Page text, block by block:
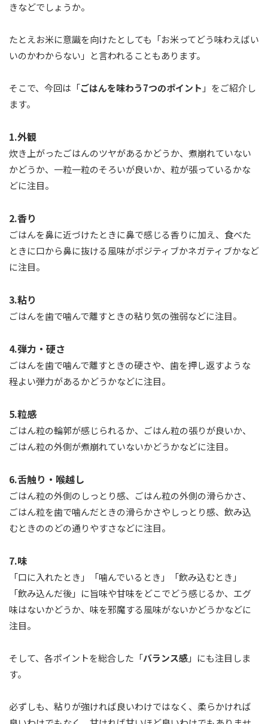
きなどでしょうか。
たとえお米に意識を向けたとしても「お米ってどう味わえばい
いのかわからない」と言われることもあります。
そこで、今回は「ごはんを味わう7つのポイント 」をご紹介し
ます。
1.外観
炊き上がったごはんのツヤがあるかどうか、煮崩れていない
かどうか、一粒一粒のそろいが良いか、粒が張っているかな
どに注目。
2.香り
ごはんを鼻に近づけたときに鼻で感じる香りに加え、食べた
ときに口から鼻に抜ける風味がポジティブかネガティブかなど
に注目。
3.粘り
ごはんを歯で噛んで離すときの粘り気の強弱などに注目。
4.弾力・硬さ
ごはんを歯で噛んで離すときの硬さや、歯を押し返すような
程よい弾力があるかどうかなどに注目。
5.粒感
ごはん粒の輪郭が感じられるか、ごはん粒の張りが良いか、
ごはん粒の外側が煮崩れていないかどうかなどに注目。
6.舌触り・喉越し
ごはん粒の外側のしっとり感、ごはん粒の外側の滑らかさ、
ごはん粒を歯で噛んだときの滑らかさやしっとり感、飲み込
むときののどの通りやすさなどに注目。
7.味
「口に入れたとき」「噛んでいるとき」「飲み込むとき」
「飲み込んだ後」に旨味や甘味をどこでどう感じるか、エグ
味はないかどうか、味を邪魔する風味がないかどうかなどに
注目。
そして、各ポイントを総合した「バランス感」にも注目しま
す。
必ずしも、粘りが強ければ良いわけではなく、柔らかければ